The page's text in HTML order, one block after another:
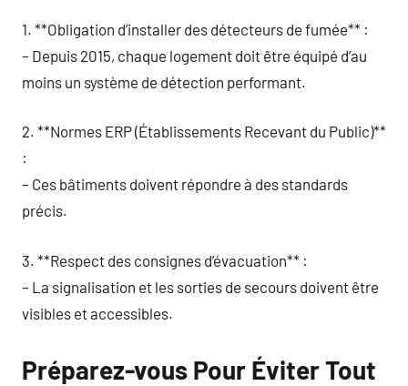
1. **Obligation d’installer des détecteurs de fumée** :
– Depuis 2015, chaque logement doit être équipé d’au
moins un système de détection performant.
2. **Normes ERP (Établissements Recevant du Public)**
:
– Ces bâtiments doivent répondre à des standards
précis.
3. **Respect des consignes d’évacuation** :
– La signalisation et les sorties de secours doivent être
visibles et accessibles.
Préparez-vous Pour Éviter Tout